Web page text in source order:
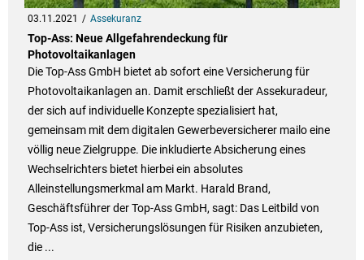
03.11.2021 Assekuranz
Top-Ass: Neue Allgefahrendeckung für
Photovoltaikanlagen
Die Top-Ass GmbH bietet ab sofort eine Versicherung für
Photovoltaikanlagen an. Damit erschließt der Assekuradeur,
der sich auf individuelle Konzepte spezialisiert hat,
gemeinsam mit dem digitalen Gewerbeversicherer mailo eine
völlig neue Zielgruppe. Die inkludierte Absicherung eines
Wechselrichters bietet hierbei ein absolutes
Alleinstellungsmerkmal am Markt. Harald Brand,
Geschäftsführer der Top-Ass GmbH, sagt: Das Leitbild von
Top-Ass ist, Versicherungslösungen für Risiken anzubieten,
die ...